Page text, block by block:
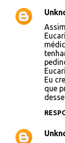
Eu
que